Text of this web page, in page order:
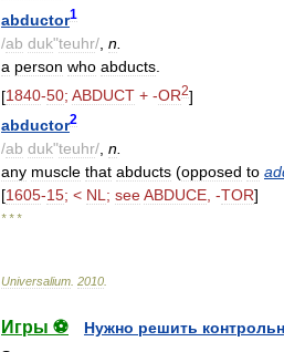
abductor1
/ab duk"teuhr/ n
a person who abducts
[1840-50; ABDUCT + -OR2]
abductor2
/ab duk"teuhr/ n
any muscle that abducts (opposed to
[1605-15; < NL ; seeABDUCE , -TOR]
* * *
Universalium 2010
Игры ⚽
Нужно решить